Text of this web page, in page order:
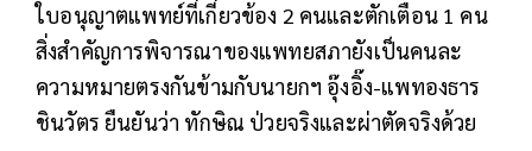
ใบอนุญาตแพทย์ที่เกี่ยวข้อง 2 คนและตักเตือน 1 คน
สิ่งสำคัญการพิจารณาของแพทยสภายังเป็นคนละ
ความหมายตรงกันข้ามกับนายกฯ อุ๊งอิ๊ง-แพทองธาร
ชินวัตร ยืนยันว่า ทักษิณ ป่วยจริงและผ่าตัดจริงด้วย